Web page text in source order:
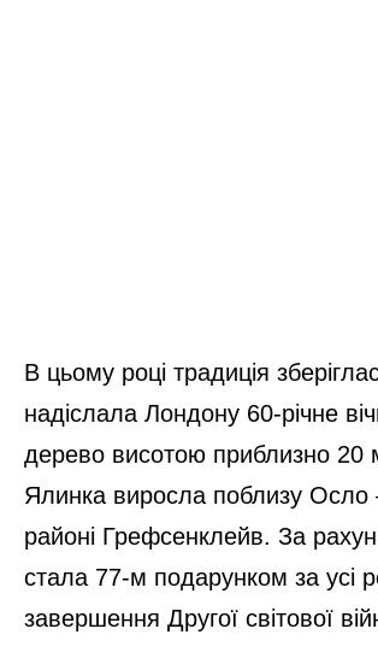
В цьому році традиція
надіслала Лондону 60-річне
дерево висотою приблизно 20
Ялинка виросла поблизу
районі Грефсенклейв. За
стала 77-м подарунком за усі
завершення Другої світової